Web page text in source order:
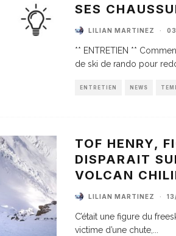
SES
LILIAN MARTINEZ ·
** ENTRETIEN **
de ski de rando pour
ENTRETIEN NEWS
TOF HENRY,
DISPARAIT
VOLCAN
LILIAN MARTINEZ ·
C’était une figure du
victime d’une chute,...